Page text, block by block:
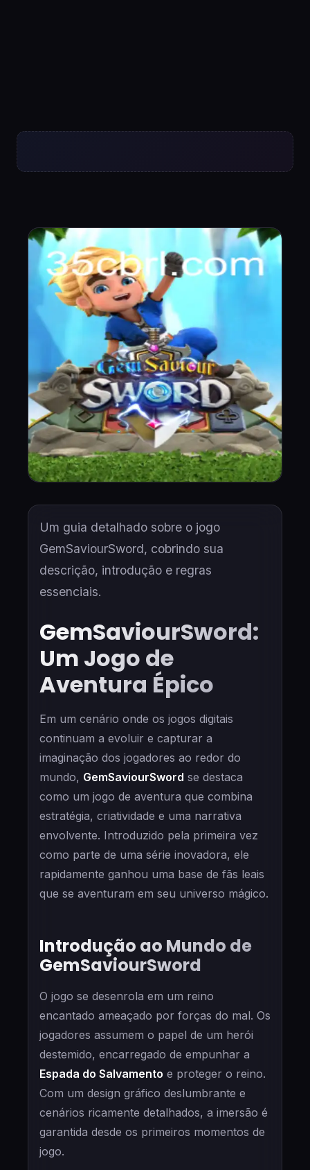
Um guia detalhado sobre o jogo
GemSaviourSword, cobrindo sua
descrição, introdução e regras
essenciais.
GemSaviourSword:
Um Jogo de
Aventura Épico
Em um cenário onde os jogos digitais
continuam a evoluir e capturar a
imaginação dos jogadores ao redor do
mundo, GemSaviourSword se destaca
como um jogo de aventura que combina
estratégia, criatividade e uma narrativa
envolvente. Introduzido pela primeira vez
como parte de uma série inovadora, ele
rapidamente ganhou uma base de fãs leais
que se aventuram em seu universo mágico.
Introdução ao Mundo de
GemSaviourSword
O jogo se desenrola em um reino
encantado ameaçado por forças do mal. Os
jogadores assumem o papel de um herói
destemido, encarregado de empunhar a
Espada do Salvamento e proteger o reino.
Com um design gráfico deslumbrante e
cenários ricamente detalhados, a imersão é
garantida desde os primeiros momentos de
jogo.